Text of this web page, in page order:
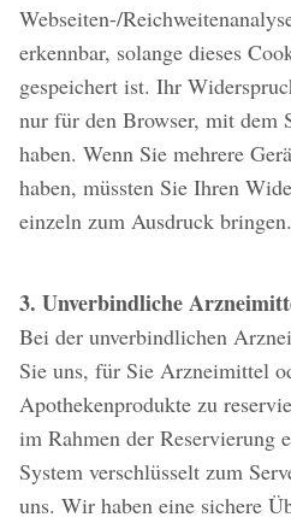
Webseiten-/
erkennbar, solange dieses
gespeichert ist. Ihr
nur für den Browser, mit dem
haben. Wenn Sie mehrere
haben, müssten Sie Ihren
einzeln zum Ausdruck bringen.
3. Unverbindliche
Bei der unverbindlichen
Sie uns, für Sie Arzneimittel
Apothekenprodukte zu
im Rahmen der Reservierung
System verschlüsselt zum
uns. Wir haben eine sichere